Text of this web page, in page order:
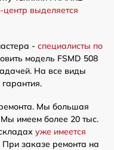
выделяется
- специалисты по
модель FSMD 508
На все виды
Мы большая
Мы имеем более 20 тыс.
уже имеется
При заказе ремонта на